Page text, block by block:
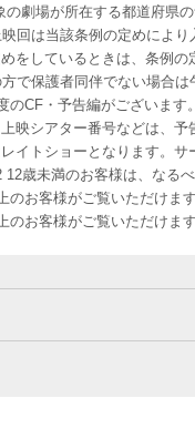
劇場が所在する都道府県
回は当該条例の定めにより
をしているときは、条例の
で保護者同伴でない場合
CF・予告編がございます
映シアター番号などは、予
イトショーとなります。
歳未満のお客様は、なる
お客様がご覧いただけます
お客様がご覧いただけます